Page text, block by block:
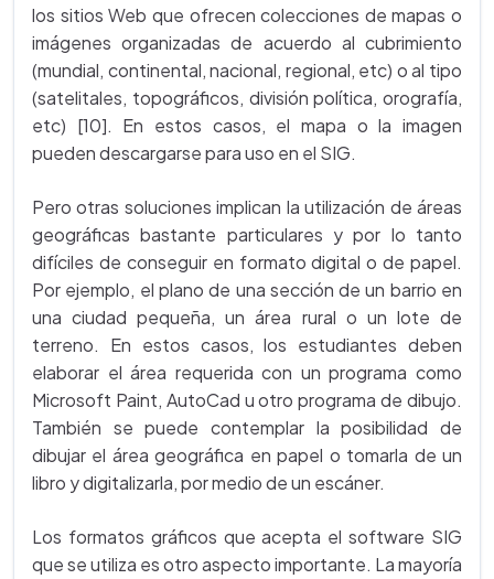
los sitios Web que ofrecen colecciones de mapas o
imágenes organizadas de acuerdo al cubrimiento
(mundial, continental, nacional, regional, etc) o al tipo
(satelitales, topográficos, división política, orografía,
etc) [10]. En estos casos, el mapa o la imagen
pueden descargarse para uso en el SIG.
Pero otras soluciones implican la utilización de áreas
geográficas bastante particulares y por lo tanto
difíciles de conseguir en formato digital o de papel.
Por ejemplo, el plano de una sección de un barrio en
una ciudad pequeña, un área rural o un lote de
terreno. En estos casos, los estudiantes deben
elaborar el área requerida con un programa como
Microsoft Paint, AutoCad u otro programa de dibujo.
También se puede contemplar la posibilidad de
dibujar el área geográfica en papel o tomarla de un
libro y digitalizarla, por medio de un escáner.
Los formatos gráficos que acepta el software SIG
que se utiliza es otro aspecto importante. La mayoría